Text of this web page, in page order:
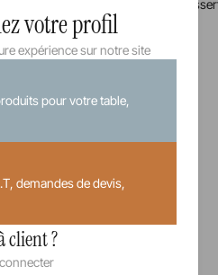
7,34 €
Prix unitaire TTC
Couteau A
20 cm
produits
votre profil
expérience sur notre site
pour votre table,
demandes de devis,
client ?